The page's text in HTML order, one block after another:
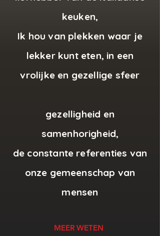
keuken,
Ik hou van plekken waar je
lekker kunt eten, in een
vrolijke en gezellige sfeer
gezelligheid en
samenhorigheid,
de constante referenties van
onze gemeenschap van
mensen
MEER WETEN